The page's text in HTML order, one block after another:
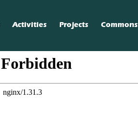
Activities Projects Commons